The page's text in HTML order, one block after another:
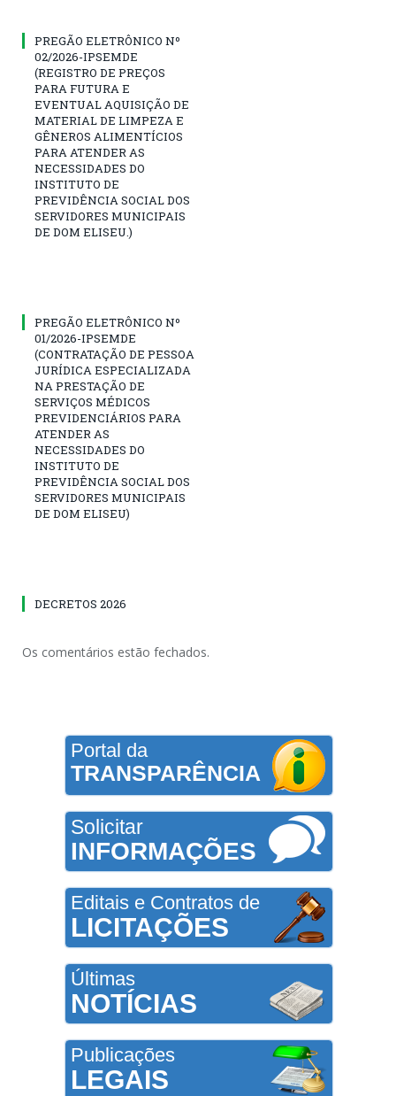
PREGÃO ELETRÔNICO Nº
02/2026-IPSEMDE
(REGISTRO DE PREÇOS
PARA FUTURA E
EVENTUAL AQUISIÇÃO DE
MATERIAL DE LIMPEZA E
GÊNEROS ALIMENTÍCIOS
PARA ATENDER AS
NECESSIDADES DO
INSTITUTO DE
PREVIDÊNCIA SOCIAL DOS
SERVIDORES MUNICIPAIS
DE DOM ELISEU.)
PREGÃO ELETRÔNICO Nº
01/2026-IPSEMDE
(CONTRATAÇÃO DE PESSOA
JURÍDICA ESPECIALIZADA
NA PRESTAÇÃO DE
SERVIÇOS MÉDICOS
PREVIDENCIÁRIOS PARA
ATENDER AS
NECESSIDADES DO
INSTITUTO DE
PREVIDÊNCIA SOCIAL DOS
SERVIDORES MUNICIPAIS
DE DOM ELISEU)
DECRETOS 2026
Os comentários estão fechados.
Portal da
TRANSPARÊNCIA
Solicitar
INFORMAÇÕES
Editais e Contratos de
LICITAÇÕES
Últimas
NOTÍCIAS
Publicações
LEGAIS